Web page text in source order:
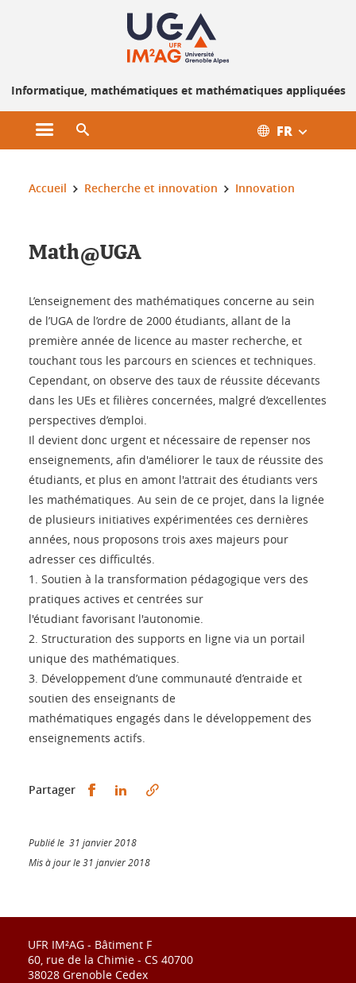
Informatique, mathématiques et mathématiques appliquées
Ouvrir le menu principal FR
Vous êtes ici :
Accueil Recherche et innovation Innovation
Math@UGA
L’enseignement des mathématiques concerne au sein
de l’UGA de l’ordre de 2000 étudiants, allant de la
première année de licence au master recherche, et
touchant tous les parcours en sciences et techniques.
Cependant, on observe des taux de réussite décevants
dans les UEs et filières concernées, malgré d’excellentes
perspectives d’emploi.
Il devient donc urgent et nécessaire de repenser nos
enseignements, afin d'améliorer le taux de réussite des
étudiants, et plus en amont l'attrait des étudiants vers
les mathématiques. Au sein de ce projet, dans la lignée
de plusieurs initiatives expérimentées ces dernières
années, nous proposons trois axes majeurs pour
adresser ces difficultés.
1. Soutien à la transformation pédagogique vers des
pratiques actives et centrées sur
l'étudiant favorisant l'autonomie.
2. Structuration des supports en ligne via un portail
unique des mathématiques.
3. Développement d’une communauté d’entraide et
soutien des enseignants de
mathématiques engagés dans le développement des
enseignements actifs.
Partager Partager sur Facebook
Partager sur LinkedIn
Publié le 31 janvier 2018
Mis à jour le 31 janvier 2018
UFR IM²AG - Bâtiment F
60, rue de la Chimie - CS 40700
38028 Grenoble Cedex